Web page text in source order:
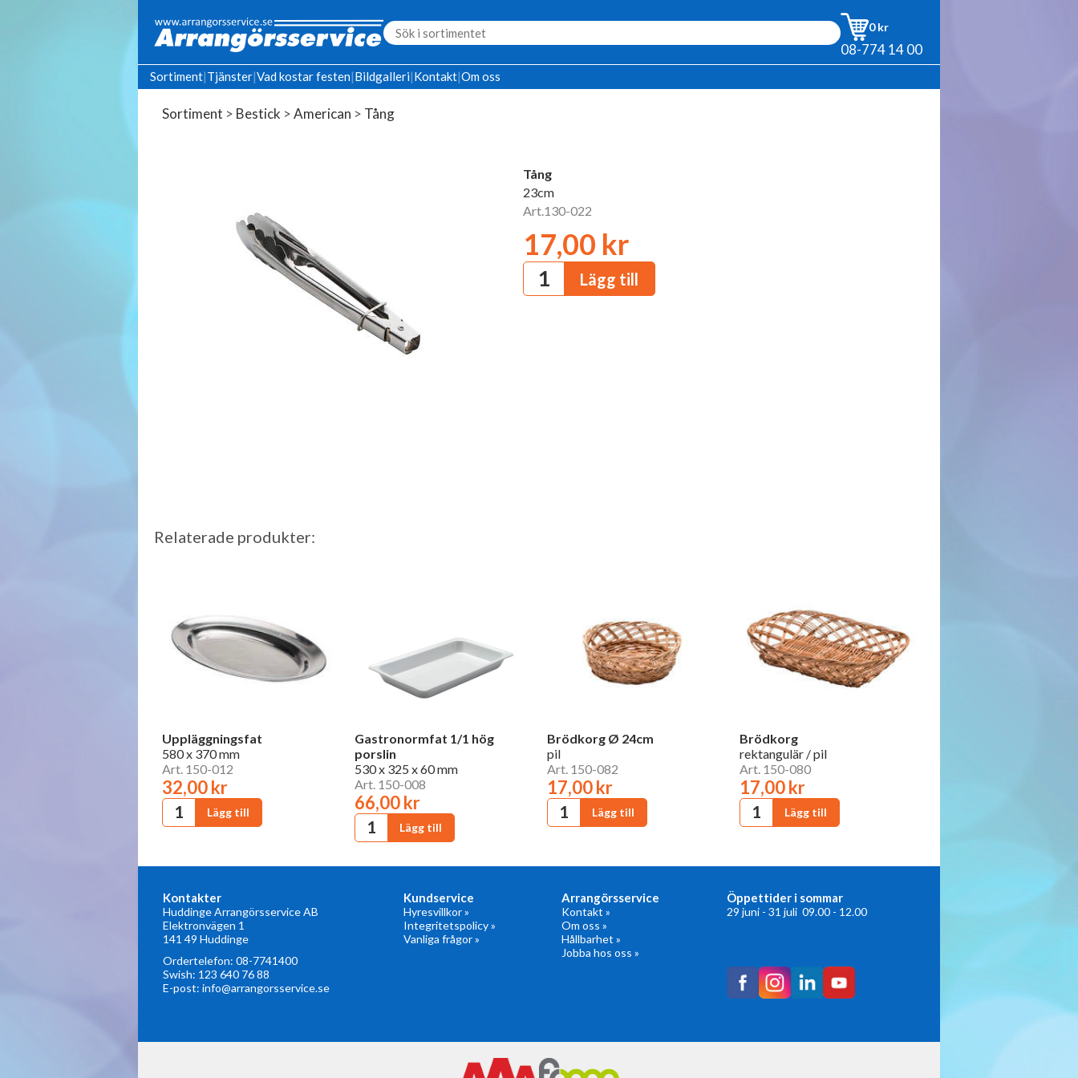
0 kr
08-774 14 00
Sortiment|Tjänster|Vad kostar festen|Bildgalleri|Kontakt|Om oss
Sortiment > Bestick >American > Tång
Tång
23cm
Art.130-022
17,00 kr
Relaterade produkter:
Uppläggningsfat
580 x 370 mm
Art. 150-012
32,00 kr
Gastronormfat 1/1 hög
porslin
530 x 325 x 60 mm
Art. 150-008
66,00 kr
Brödkorg Ø 24cm
pil
Art. 150-082
17,00 kr
Brödkorg
rektangulär / pil
Art. 150-080
17,00 kr
Kontakter
Huddinge Arrangörsservice AB
Elektronvägen 1
141 49 Huddinge
Ordertelefon: 08-7741400
Swish: 123 640 76 88
E-post: info@arrangorsservice.se
Kundservice
Hyresvillkor »
Integritetspolicy »
Vanliga frågor »
Arrangörsservice
Kontakt »
Om oss »
Hållbarhet »
Jobba hos oss »
Öppettider i sommar
29 juni - 31 juli 09.00 - 12.00